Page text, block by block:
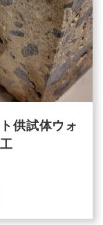
供試体ウォ
工